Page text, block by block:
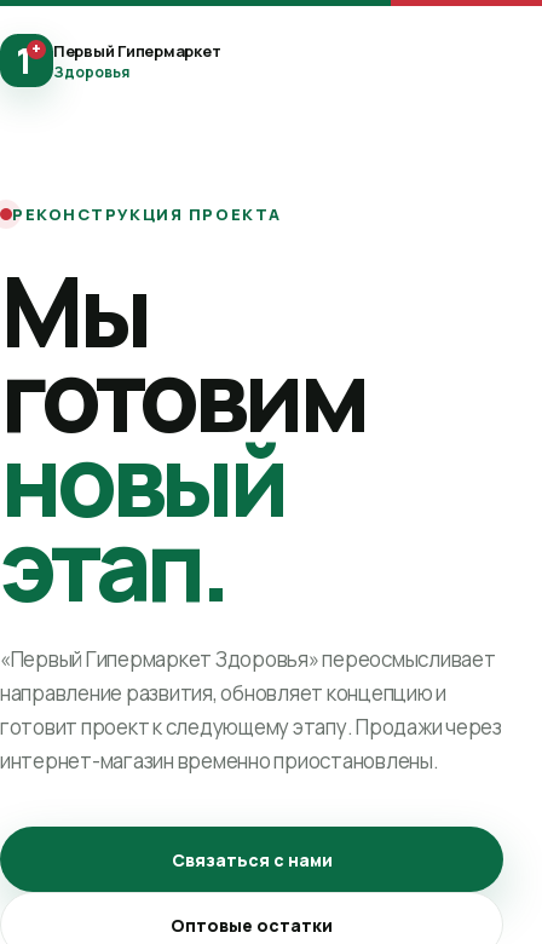
1+ Первый Гипермаркет
Здоровья
РЕКОНСТРУКЦИЯ ПРОЕКТА
Мы
готовим
новый
этап.
«Первый Гипермаркет Здоровья» переосмысливает
направление развития, обновляет концепцию и
готовит проект к следующему этапу. Продажи через
интернет-магазин временно приостановлены.
Связаться с нами
Оптовые остатки